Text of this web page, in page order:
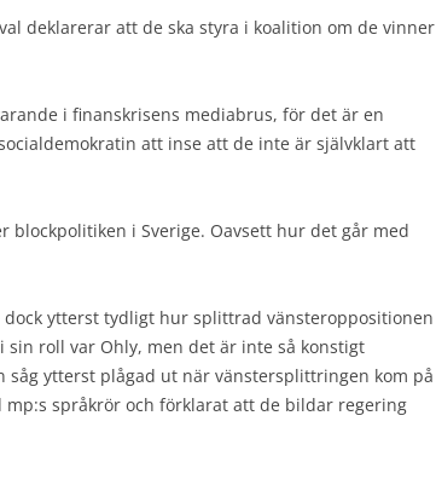
deklarerar att de ska styra i koalition om de vinner
i finanskrisens mediabrus, för det är en
att inse att de inte är självklart att
i Sverige. Oavsett hur det går med
ytterst tydligt hur splittrad vänsteroppositionen
sin roll var Ohly, men det är inte så konstigt
ytterst plågad ut när vänstersplittringen kom på
mp:s språkrör och förklarat att de bildar regering